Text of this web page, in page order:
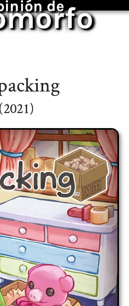
de